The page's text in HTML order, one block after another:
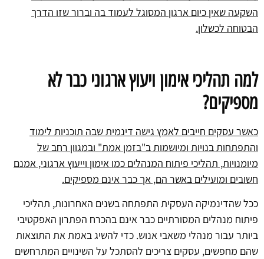
השקעה שאין כיום ארגון המסוגל לעמוד בה וברור שזו הדרך
הבטוחה לכשלון.
למה תהליכי אימון ויעוץ ארגוני כבר לא
מספיקים?
כאשר עסקים חייבים לאמץ גישה דינמית שבה תוכניות לימוד
והתפתחות בנויות ומיושמות ב"בזמן אמת" ובמגוון רחב של
מיומנויות, תהליכי פיתוח המנהלים כמו אימון וייעוץ ארגוני, אמנם
חשובים ומועילים באשר הם, אך כבר אינם מספיקים.
ככל שהדינמיקה העסקית התפתחה בשנים האחרונות, תהליכי
פיתוח מנהלים המסורתיים כבר אינם בהכרח הפתרון האפקטיבי
ביותר עבור מנהלי משאבי אנוש. כדי להשיג באמת את התוצאות
שהם מחפשים, עסקים צריכים להסתכל על השינויים המתרחשים